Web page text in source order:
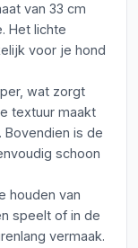
van 33 cm
Het lichte
voor je hond
wat zorgt
textuur maakt
Bovendien is de
schoon
houden van
speelt of in de
vermaak.